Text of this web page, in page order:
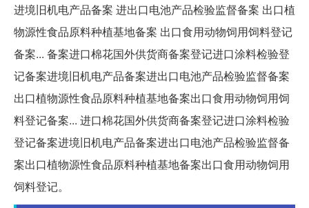
进境旧机电产品备案 进出口电池产品检验监督备案 出口植
物源性食品原料种植基地备案 出口食用动物饲用饲料登记
备案... 备案进口棉花国外供货商备案登记进口涂料检验登
记备案进境旧机电产品备案进出口电池产品检验监督备案
出口植物源性食品原料种植基地备案出口食用动物饲用饲
料登记备案... 进口棉花国外供货商备案登记进口涂料检验
登记备案进境旧机电产品备案进出口电池产品检验监督备
案出口植物源性食品原料种植基地备案出口食用动物饲用
饲料登记。